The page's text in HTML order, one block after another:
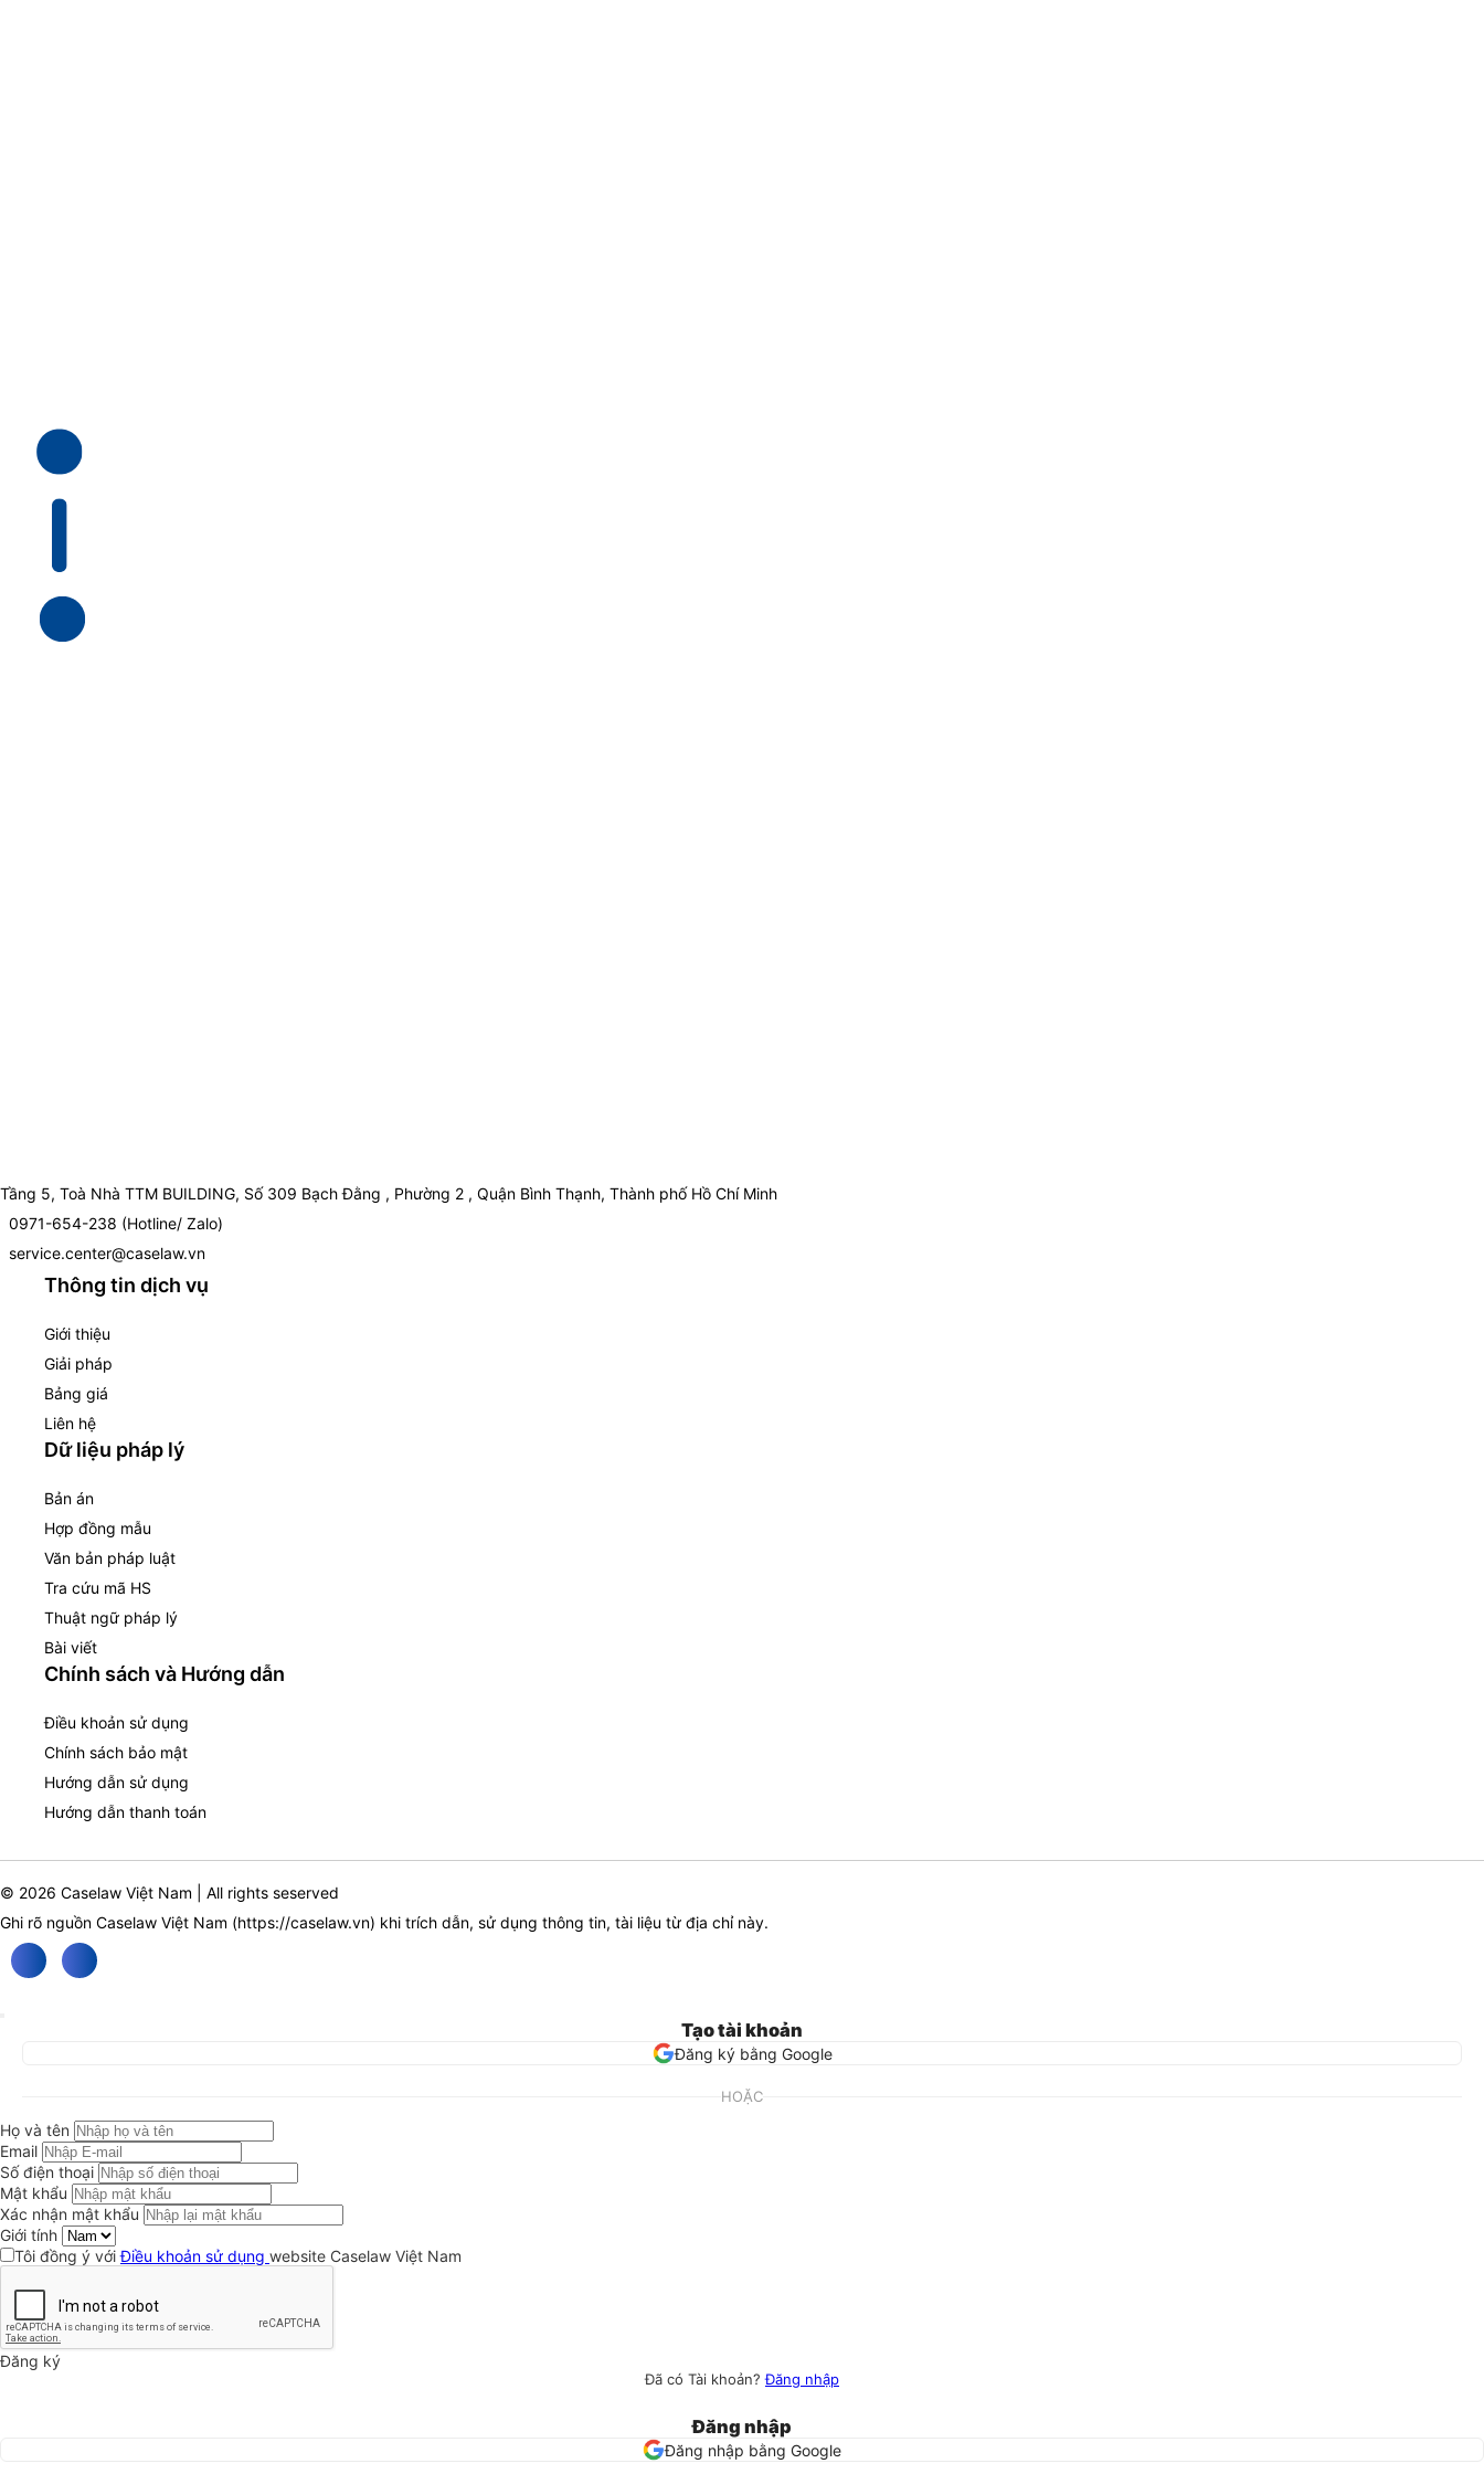
Tầng 5, Toà Nhà TTM BUILDING, Số 309 Bạch Đằng , Phường 2 , Quận Bình Thạnh, Thành phố Hồ Chí Minh
0971-654-238 (Hotline/ Zalo)
service.center@caselaw.vn
Thông tin dịch vụ
Giới thiệu
Giải pháp
Bảng giá
Liên hệ
Dữ liệu pháp lý
Bản án
Hợp đồng mẫu
Văn bản pháp luật
Tra cứu mã HS
Thuật ngữ pháp lý
Bài viết
Chính sách và Hướng dẫn
Điều khoản sử dụng
Chính sách bảo mật
Hướng dẫn sử dụng
Hướng dẫn thanh toán
© 2026 Caselaw Việt Nam | All rights seserved
Ghi rõ nguồn Caselaw Việt Nam (https://caselaw.vn) khi trích dẫn, sử dụng thông tin, tài liệu từ địa chỉ này.
Tạo tài khoản
Đăng ký bằng Google
HOẶC
Họ và tên
Email
Số điện thoại
Mật khẩu
Xác nhận mật khẩu
Giới tính
Tôi đồng ý vớiĐiều khoản sử dụng website Caselaw Việt Nam
Đăng ký
Đã có Tài khoản?Đăng nhập
Đăng nhập
Đăng nhập bằng Google